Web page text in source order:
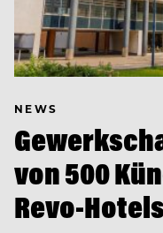
NEWS
von 500
Revo-Hotels